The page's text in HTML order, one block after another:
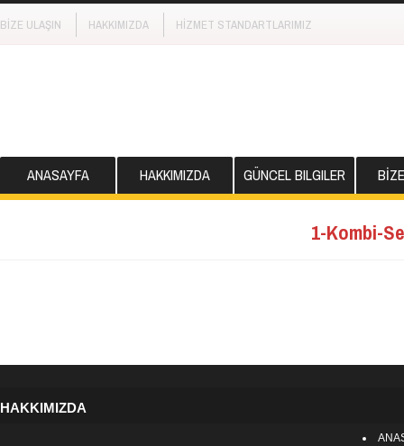
BİZE ULAŞIN HAKKIMIZDA HİZMET STANDARTLARIMIZ
ANASAYFA HAKKIMIZDA GÜNCEL BILGILER
1-Kombi-
HAKKIMIZDA